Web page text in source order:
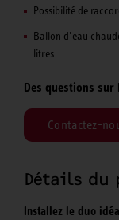
Possibilité de
Ballon d’eau
litres
Des questions
Contactez-
Détails du
Installez le duo